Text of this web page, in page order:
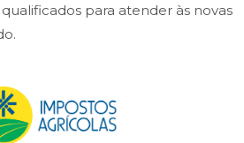
para atender às novas